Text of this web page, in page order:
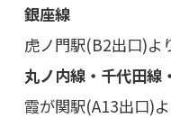
銀座線
虎ノ門駅(B2出口)よ
丸ノ内線・千代田線
霞が関駅(A13出口)